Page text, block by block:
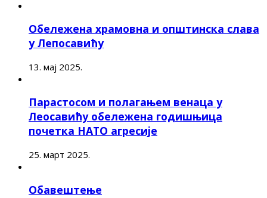
Обележена храмовна и општинска слава
у Лепосавићу
13. мај 2025.
Парастосом и полагањем венаца у
Леосавићу обележена годишњица
почетка НАТО агресије
25. март 2025.
Обавештење